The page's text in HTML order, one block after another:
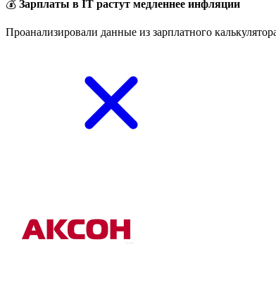
💰 Зарплаты в IT растут медленнее инфляции
Проанализировали данные из зарплатного